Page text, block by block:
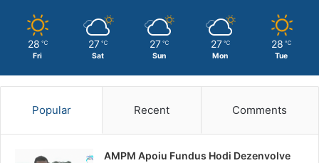
28 ℃
Fri
27 ℃
Sat
27 ℃
Sun
27 ℃
Mon
28 ℃
Tue
Popular Recent Comments
AMPM Apoiu Fundus Hodi Dezenvolve